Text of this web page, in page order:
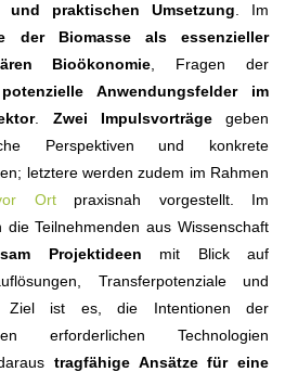
und praktischen Umsetzung . Im
der Biomasse als essenzieller
Bioökonomie , Fragen der
potenzielle Anwendungsfelder im
. Zwei Impulsvorträgegeben
Perspektiven und konkrete
letztere werden zudem im Rahmen
Ortpraxisnah vorgestellt. Im
die Teilnehmenden aus Wissenschaft
Projektideen mit Blick auf
Transferpotenziale und
Ziel ist es, die Intentionen der
erforderlichen Technologien
tragfähige Ansätze für eine